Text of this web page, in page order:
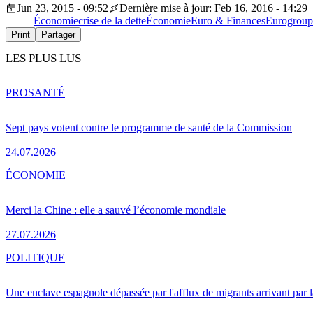
Jun 23, 2015 - 09:52
Dernière mise à jour: Feb 16, 2016 - 14:29
Économiecrise de la detteÉconomieEuro & Finances
Print Partager
LES PLUS LUS
Sept pays votent contre le programme de santé de la Commission
24.07.2026
PROSANTÉ
Merci la Chine : elle a sauvé l’économie mondiale
27.07.2026
ÉCONOMIE
Une enclave espagnole dépassée par l'afflux de migrants arrivant par
POLITIQUE